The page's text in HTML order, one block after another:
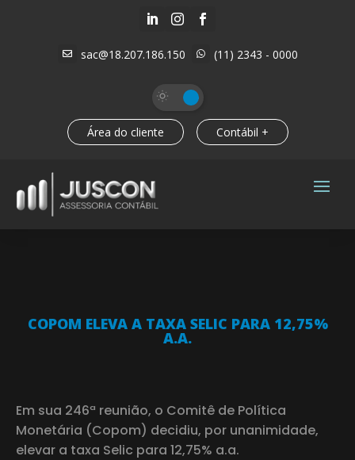
  
 sac@18.207.186.150  (11) 2343 - 0000
Área do cliente Contábil +
COPOM ELEVA A TAXA SELIC PARA 12,75%
A.A.
Em sua 246ª reunião, o Comitê de Política
Monetária (Copom) decidiu, por unanimidade,
elevar a taxa Selic para 12,75% a.a.